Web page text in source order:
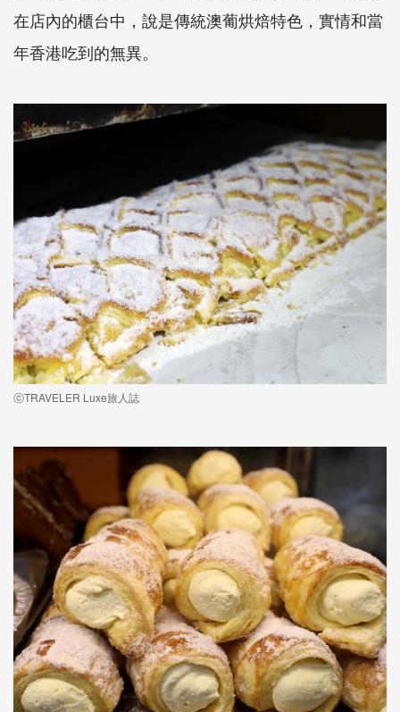
在店內的櫃台中，說是傳統澳葡烘焙特色，實情和當
年香港吃到的無異。
ⓒTRAVELER Luxe旅人誌